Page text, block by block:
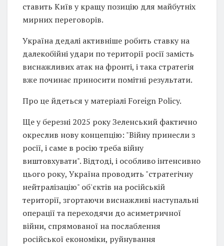
ставить Київ у кращу позицію для майбутніх
мирних переговорів.
Україна дедалі активніше робить ставку на
далекобійні удари по території росії замість
виснажливих атак на фронті, і така стратегія
вже починає приносити помітні результати.
Про це йдеться у матеріалі Foreign Policy.
Ще у березні 2025 року Зеленський фактично
окреслив нову концепцію: "Війну принесли з
росії, і саме в росію треба війну
виштовхувати". Відтоді, і особливо інтенсивно
цього року, Україна проводить "стратегічну
нейтралізацію" об'єктів на російській
території, згортаючи виснажливі наступальні
операції та переходячи до асиметричної
війни, спрямованої на послаблення
російської економіки, руйнування